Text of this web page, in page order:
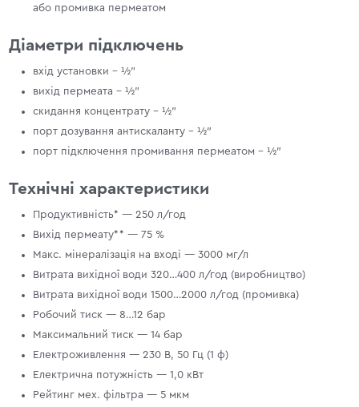
або промивка пермеатом
Діаметри підключень
вхід установки - ½"
вихід пермеата - ½"
скидання концентрату - ½"
порт дозування антискаланту - ½″
порт підключення промивання пермеатом - ½″
Технічні характеристики
Продуктивність* — 250 л/год
Вихід пермеату** — 75 %
Макс. мінералізація на вході — 3000 мг/л
Витрата вихідної води 320…400 л/год (виробництво)
Витрата вихідної води 1500…2000 л/год (промивка)
Робочий тиск — 8…12 бар
Максимальний тиск — 14 бар
Електроживлення — 230 В, 50 Гц (1 ф)
Електрична потужність — 1,0 кВт
Рейтинг мех. фільтра — 5 мкм